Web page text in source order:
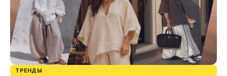
ТРЕНДЫ